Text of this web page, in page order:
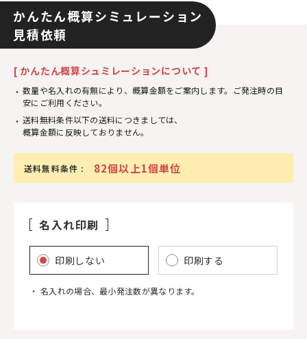
かんたん概算シミュレーション
見積依頼
[ かんたん概算シュミレーションについて ]
数量や名入れの有無により、概算金額をご案内します。ご発注時の目
安にご利用ください。
送料無料条件以下の送料につきましては、
概算金額に反映しておりません。
送料無料条件 : 82個以上1個単位
名入れ印刷
印刷しない 印刷する
名入れの場合、最小発注数が異なります。